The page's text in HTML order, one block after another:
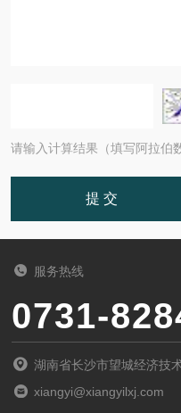
请输入计算结果（填写阿拉伯
服务热线
0731-
湖南省长沙市望城经济技
xiangyi@xiangyilxj.com